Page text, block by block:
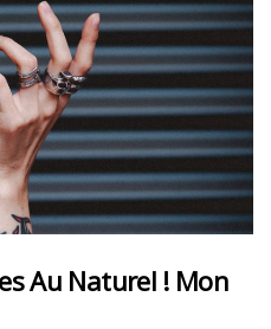
Au Naturel ! Mon